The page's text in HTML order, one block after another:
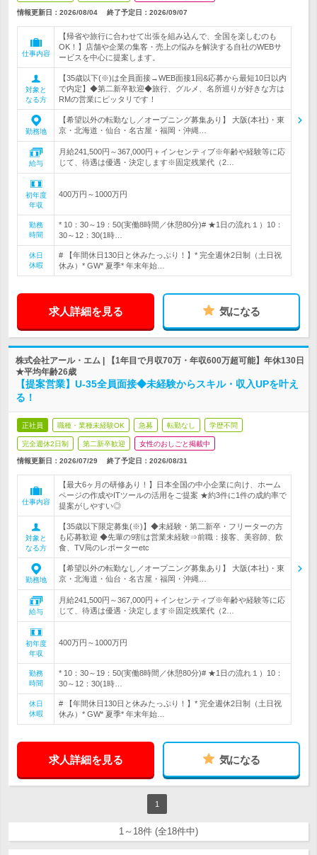
情報更新日：2026/08/04 終了予定日： 2026/09/07
仕事内容
【帰省や旅行に合わせて出張を組み込んで、全国を楽しむのも
OK！】店舗や企業の集客・売上の悩みを解決する自社のWEBサ
ービスを中心に提案します。
対象と
なる方
【35歳以下(※)は全員面接→WEB面接1回&応募から最短10日以内
で内定】◆第二新卒歓迎◆旅行、グルメ、名所巡りが好きな方は
RMの営業にピッタリです！
勤務地
【希望以外の転勤なし／オープニング募集あり】 大阪(本社)・東
京・北海道・仙台・名古屋・福岡・沖縄…
給与
月給241,500円～367,000円＋インセンティブ※年齢や経験等に応
じて、待遇は優遇・決定します※固定残業代（2…
初年度
年収
400万円～1000万円
勤務
時間
* 10：30～19：50(実働8時間／休憩80分)# ★1日の流れ１）10：
30～12：30(1時…
休日
休暇
# 【年間休日130日と休みたっぷり！】* 完全週休2日制（土日祝
休み）* GW* 夏季* 年末年始…
求人詳細を見る 気になる
株式会社アール・エム | 【1年目で月収70万・年収600万超可能】年休130日
★平均年齢26歳
【提案営業】U-35全員面接◆未経験からスキル・収入UPを叶え
る！
正社員 職種・業種未経験OK 急募 転勤なし 学歴不問
完全週休2日制 第二新卒歓迎 女性のおしごと掲載中
情報更新日：2026/07/29 終了予定日： 2026/08/31
仕事内容
【最大6ヶ月の研修あり！】日本全国の中小企業に向け、ホーム
ページの作成やITツールの活用をご提案 ★約3件に1件の成約率で
提案がしやすい◎
対象と
なる方
【35歳以下限定募集(※)】◆未経験・第二新卒・フリーターの方
も応募歓迎 ◆先輩の9割は営業未経験⇒前職：接客、美容師、飲
食、TV局のレポーターetc
勤務地
【希望以外の転勤なし／オープニング募集あり】 大阪(本社)・東
京・北海道・仙台・名古屋・福岡・沖縄…
給与
月給241,500円～367,000円＋インセンティブ※年齢や経験等に応
じて、待遇は優遇・決定します※固定残業代（2…
初年度
年収
400万円～1000万円
勤務
時間
* 10：30～19：50(実働8時間／休憩80分)# ★1日の流れ１）10：
30～12：30(1時…
休日
休暇
# 【年間休日130日と休みたっぷり！】* 完全週休2日制（土日祝
休み）* GW* 夏季* 年末年始…
求人詳細を見る 気になる
1
1～18件 (全18件中)